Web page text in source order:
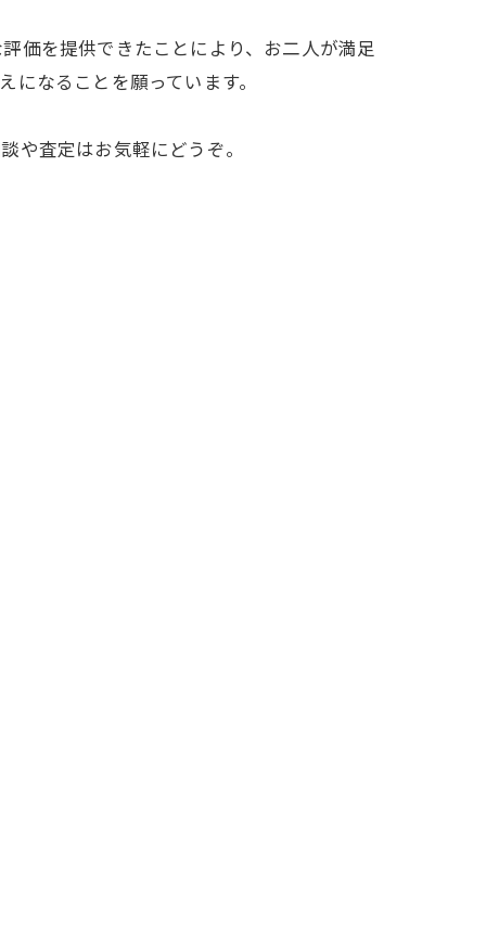
価を提供できたことにより、お二人が満足
なることを願っています。
や査定はお気軽にどうぞ。